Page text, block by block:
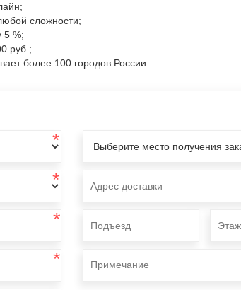
сложности;
5 %;
руб.;
более 100 городов России.
*
*
*
*